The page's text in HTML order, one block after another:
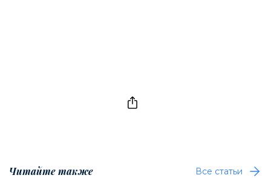
Читайте также Все статьи